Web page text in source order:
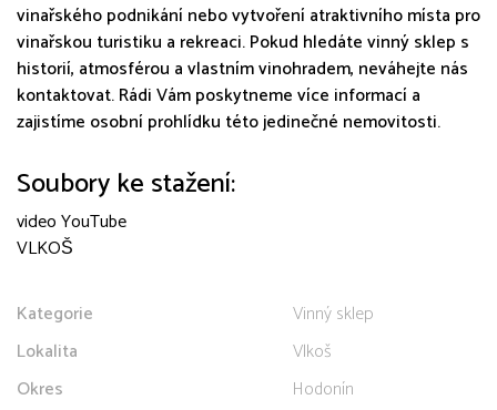
vinařského podnikání nebo vytvoření atraktivního místa pro
vinařskou turistiku a rekreaci. Pokud hledáte vinný sklep s
historií, atmosférou a vlastním vinohradem, neváhejte nás
kontaktovat. Rádi Vám poskytneme více informací a
zajistíme osobní prohlídku této jedinečné nemovitosti.
Soubory ke stažení:
video YouTube
VLKOŠ
Kategorie
Vinný sklep
Lokalita
Vlkoš
Okres
Hodonín